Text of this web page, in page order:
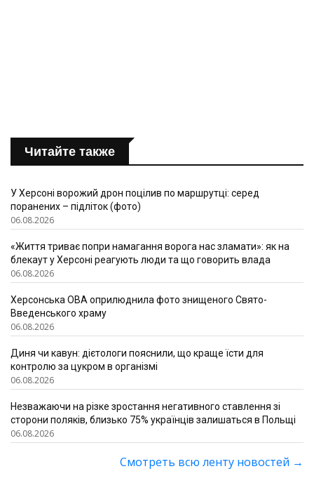
Читайте также
У Херсоні ворожий дрон поцілив по маршрутці: серед
поранених – підліток (фото)
06.08.2026
«Життя триває попри намагання ворога нас зламати»: як на
блекаут у Херсоні реагують люди та що говорить влада
06.08.2026
Херсонська ОВА оприлюднила фото знищеного Свято-
Введенського храму
06.08.2026
Диня чи кавун: дієтологи пояснили, що краще їсти для
контролю за цукром в організмі
06.08.2026
Незважаючи на різке зростання негативного ставлення зі
сторони поляків, близько 75% українців залишаться в Польщі
06.08.2026
Смотреть всю ленту новостей →